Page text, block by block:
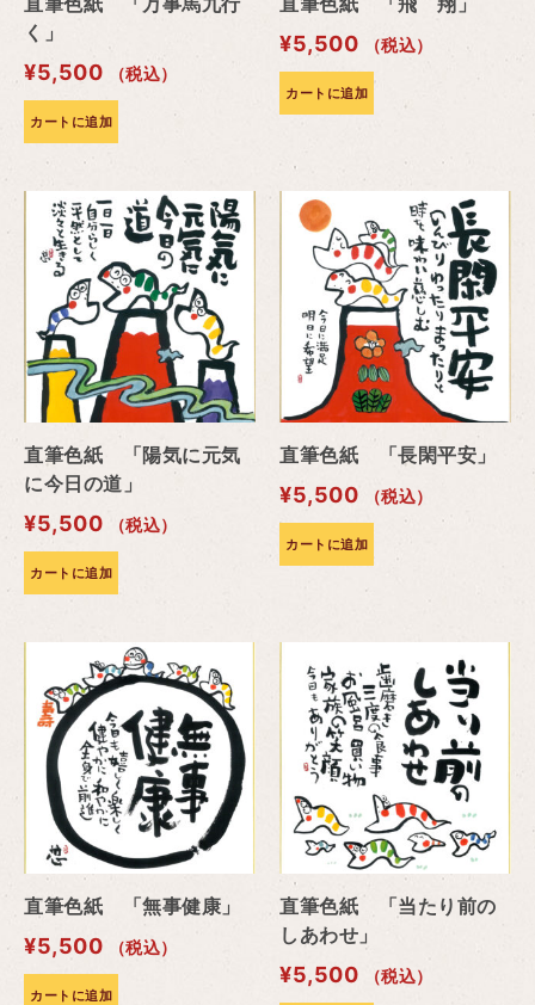
く」
¥5,500 （税込）
カートに追加
¥5,500 （税込）
カートに追加
直筆色紙 「陽気に元気
に今日の道」
¥5,500 （税込）
カートに追加
直筆色紙 「長閑平安」
¥5,500 （税込）
カートに追加
直筆色紙 「無事健康」
¥5,500 （税込）
カートに追加
直筆色紙 「当たり前の
しあわせ」
¥5,500 （税込）